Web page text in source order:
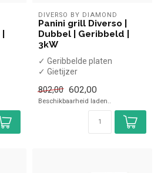
DIVERSO BY DIAMOND
Panini grill Diverso |
Dubbel | Geribbeld |
3kW
✓ Geribbelde platen
✓ Gietijzer
✓ 3,6 kW
802,00 602,00
Beschikbaarheid laden..